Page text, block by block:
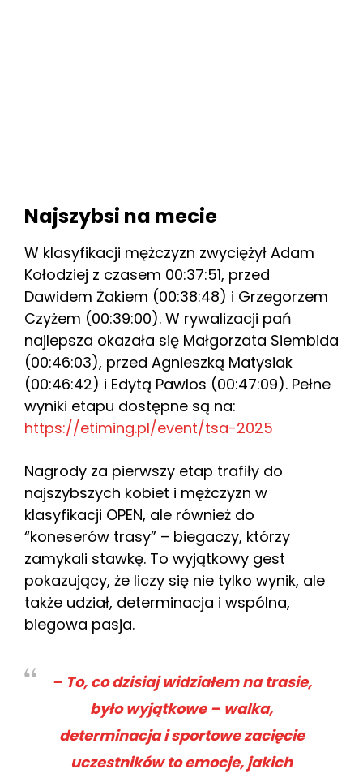
Najszybsi na mecie
W klasyfikacji mężczyzn zwyciężył Adam
Kołodziej z czasem 00:37:51, przed
Dawidem Żakiem (00:38:48) i Grzegorzem
Czyżem (00:39:00). W rywalizacji pań
najlepsza okazała się Małgorzata Siembida
(00:46:03), przed Agnieszką Matysiak
(00:46:42) i Edytą Pawlos (00:47:09). Pełne
wyniki etapu dostępne są na:
https://etiming.pl/event/tsa-2025
Nagrody za pierwszy etap trafiły do
najszybszych kobiet i mężczyzn w
klasyfikacji OPEN, ale również do
“koneserów trasy” – biegaczy, którzy
zamykali stawkę. To wyjątkowy gest
pokazujący, że liczy się nie tylko wynik, ale
także udział, determinacja i wspólna,
biegowa pasja.
– To, co dzisiaj widziałem na trasie,
było wyjątkowe – walka,
determinacja i sportowe zacięcie
uczestników to emocje, jakich